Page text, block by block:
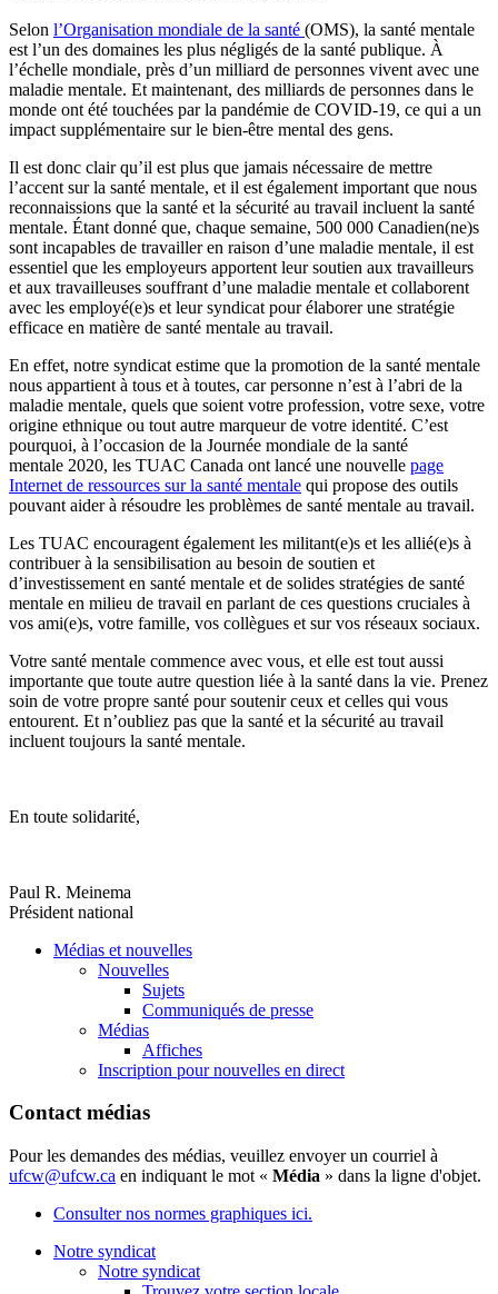
Selon l’Organisation mondiale de la santé (OMS), la santé mentale
est l’un des domaines les plus négligés de la santé publique. À
l’échelle mondiale, près d’un milliard de personnes vivent avec une
maladie mentale. Et maintenant, des milliards de personnes dans le
monde ont été touchées par la pandémie de COVID‑19, ce qui a un
impact supplémentaire sur le bien-être mental des gens.
Il est donc clair qu’il est plus que jamais nécessaire de mettre
l’accent sur la santé mentale, et il est également important que nous
reconnaissions que la santé et la sécurité au travail incluent la santé
mentale. Étant donné que, chaque semaine, 500 000 Canadien(ne)s
sont incapables de travailler en raison d’une maladie mentale, il est
essentiel que les employeurs apportent leur soutien aux travailleurs
et aux travailleuses souffrant d’une maladie mentale et collaborent
avec les employé(e)s et leur syndicat pour élaborer une stratégie
efficace en matière de santé mentale au travail.
En effet, notre syndicat estime que la promotion de la santé mentale
nous appartient à tous et à toutes, car personne n’est à l’abri de la
maladie mentale, quels que soient votre profession, votre sexe, votre
origine ethnique ou tout autre marqueur de votre identité. C’est
pourquoi, à l’occasion de la Journée mondiale de la santé
mentale 2020, les TUAC Canada ont lancé une nouvelle page
Internet de ressources sur la santé mentale qui propose des outils
pouvant aider à résoudre les problèmes de santé mentale au travail.
Les TUAC encouragent également les militant(e)s et les allié(e)s à
contribuer à la sensibilisation au besoin de soutien et
d’investissement en santé mentale et de solides stratégies de santé
mentale en milieu de travail en parlant de ces questions cruciales à
vos ami(e)s, votre famille, vos collègues et sur vos réseaux sociaux.
Votre santé mentale commence avec vous, et elle est tout aussi
importante que toute autre question liée à la santé dans la vie. Prenez
soin de votre propre santé pour soutenir ceux et celles qui vous
entourent. Et n’oubliez pas que la santé et la sécurité au travail
incluent toujours la santé mentale.
En toute solidarité,
Paul R. Meinema
Président national
Médias et nouvelles
Nouvelles
Sujets
Communiqués de presse
Médias
Affiches
Inscription pour nouvelles en direct
Contact médias
Pour les demandes des médias, veuillez envoyer un courriel à
ufcw@ufcw.ca en indiquant le mot « Média » dans la ligne d'objet.
Consulter nos normes graphiques ici.
Notre syndicat
Notre syndicat